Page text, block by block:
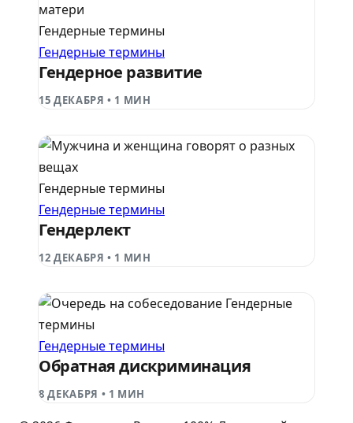
Гендерные термины
Гендерные термины
Гендерное развитие
15 ДЕКАБРЯ • 1 МИН
Гендерные термины
Гендерные термины
Гендерлект
12 ДЕКАБРЯ • 1 МИН
Гендерные
термины
Гендерные термины
Обратная дискриминация
8 ДЕКАБРЯ • 1 МИН